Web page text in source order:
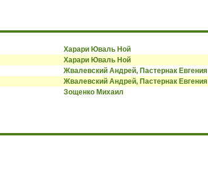
Харари Юваль Ной
Харари Юваль Ной
Жвалевский Андрей, Пастернак Евгения
Жвалевский Андрей, Пастернак Евгения
Зощенко Михаил